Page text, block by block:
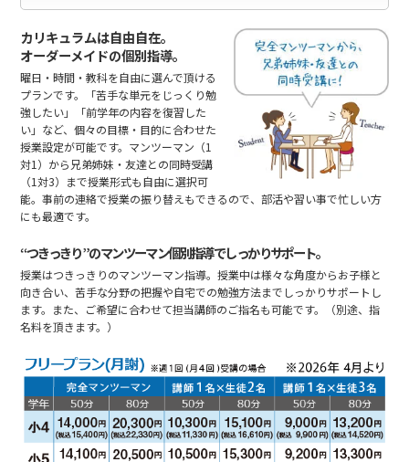
カリキュラムは自由自在。
オーダーメイドの個別指導。
曜日・時間・教科を自由に選んで頂ける
プランです。「苦手な単元をじっくり勉
強したい」「前学年の内容を復習した
い」など、個々の目標・目的に合わせた
授業設定が可能です。マンツーマン（1
対1）から兄弟姉妹・友達との同時受講
（1対3）まで授業形式も自由に選択可
能。事前の連絡で授業の振り替えもできるので、部活や習い事で忙しい方
にも最適です。
“つきっきり”のマンツーマン個別指導でしっかりサポート。
授業はつきっきりのマンツーマン指導。授業中は様々な角度からお子様と
向き合い、苦手な分野の把握や自宅での勉強方法までしっかりサポートし
ます。また、ご希望に合わせて担当講師のご指名も可能です。（別途、指
名料を頂きます。）